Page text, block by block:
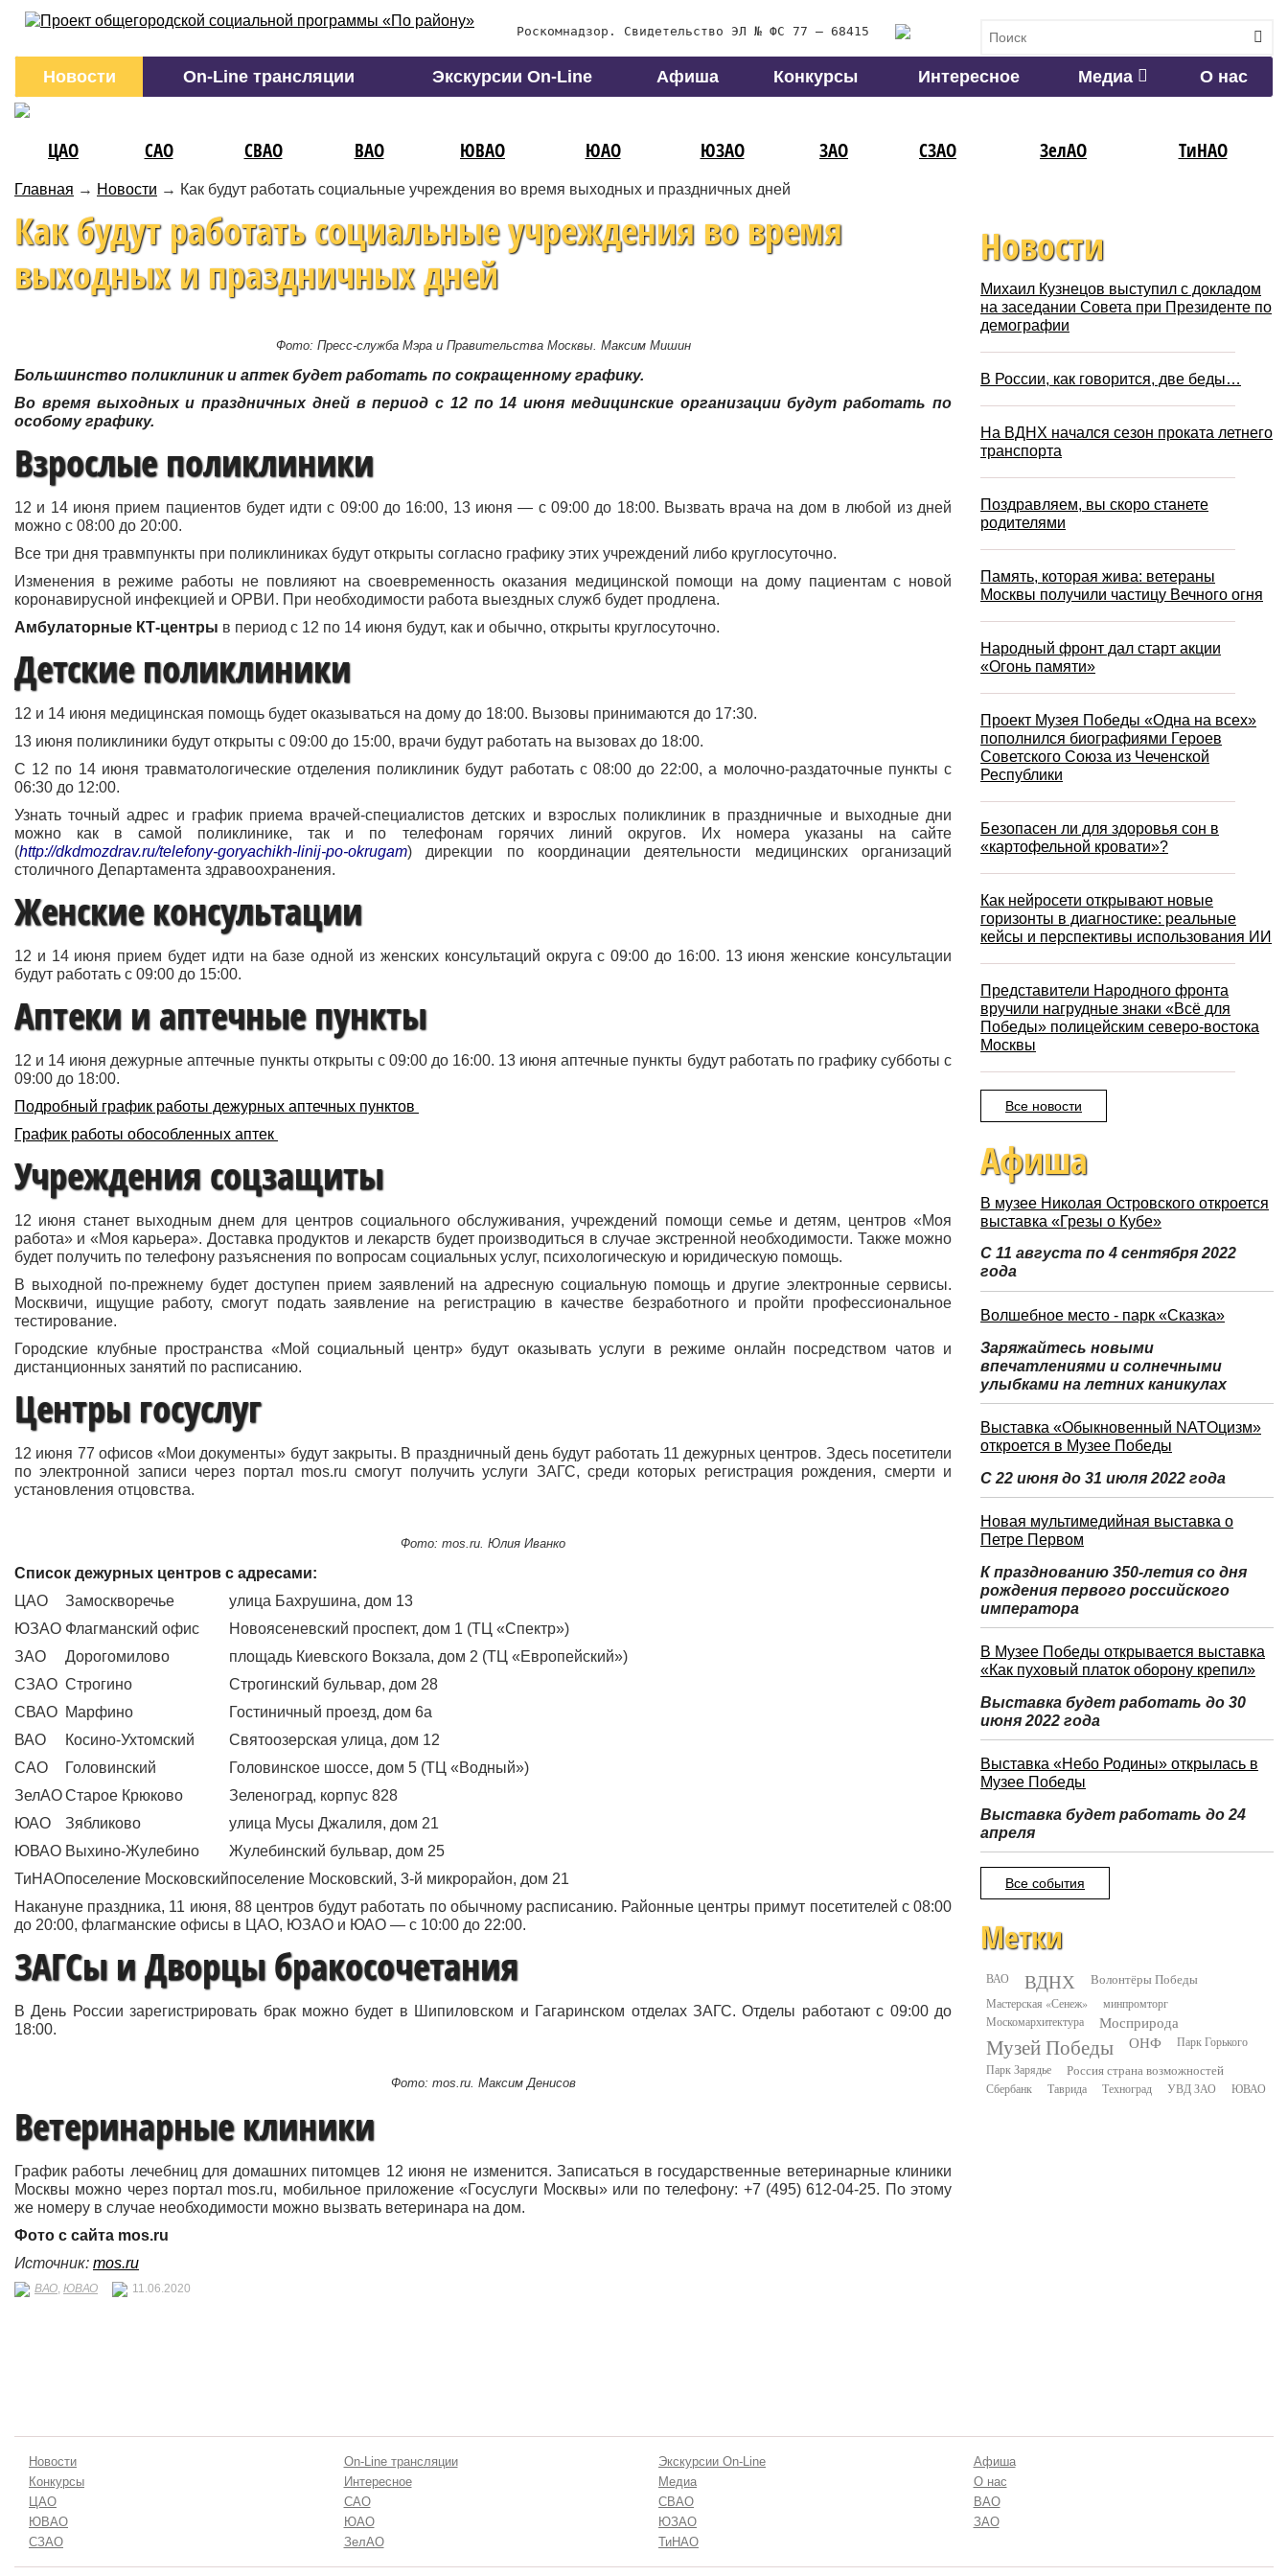
Роскомнадзор. Свидетельство ЭЛ № ФС 77 – 68415
Новости On-Line трансляции Экскурсии On-Line Афиша Конкурсы Интересное Медиа О нас
ЦАО САО СВАО ВАО ЮВАО ЮАО ЮЗАО ЗАО СЗАО ЗелАО ТиНАО
Главная → Новости → Как будут работать социальные учреждения во время выходных и праздничных дней
Как будут работать социальные учреждения во время
выходных и праздничных дней
Фото: Пресс-служба Мэра и Правительства Москвы. Максим Мишин
Большинство поликлиник и аптек будет работать по сокращенному графику.
Во время выходных и праздничных дней в период с 12 по 14 июня медицинские организации будут работать по
особому графику.
Взрослые поликлиники
12 и 14 июня прием пациентов будет идти с 09:00 до 16:00, 13 июня — с 09:00 до 18:00. Вызвать врача на дом в любой из дней
можно с 08:00 до 20:00.
Все три дня травмпункты при поликлиниках будут открыты согласно графику этих учреждений либо круглосуточно.
Изменения в режиме работы не повлияют на своевременность оказания медицинской помощи на дому пациентам с новой
коронавирусной инфекцией и ОРВИ. При необходимости работа выездных служб будет продлена.
Амбулаторные КТ-центры в период с 12 по 14 июня будут, как и обычно, открыты круглосуточно.
Детские поликлиники
12 и 14 июня медицинская помощь будет оказываться на дому до 18:00. Вызовы принимаются до 17:30.
13 июня поликлиники будут открыты с 09:00 до 15:00, врачи будут работать на вызовах до 18:00.
С 12 по 14 июня травматологические отделения поликлиник будут работать с 08:00 до 22:00, а молочно-раздаточные пункты с
06:30 до 12:00.
Узнать точный адрес и график приема врачей-специалистов детских и взрослых поликлиник в праздничные и выходные дни
можно как в самой поликлинике, так и по телефонам горячих линий округов. Их номера указаны на сайте
(http://dkdmozdrav.ru/telefony-goryachikh-linij-po-okrugam) дирекции по координации деятельности медицинских организаций
столичного Департамента здравоохранения.
Женские консультации
12 и 14 июня прием будет идти на базе одной из женских консультаций округа с 09:00 до 16:00. 13 июня женские консультации
будут работать с 09:00 до 15:00.
Аптеки и аптечные пункты
12 и 14 июня дежурные аптечные пункты открыты с 09:00 до 16:00. 13 июня аптечные пункты будут работать по графику субботы с
09:00 до 18:00.
Подробный график работы дежурных аптечных пунктов
График работы обособленных аптек
Учреждения соцзащиты
12 июня станет выходным днем для центров социального обслуживания, учреждений помощи семье и детям, центров «Моя
работа» и «Моя карьера». Доставка продуктов и лекарств будет производиться в случае экстренной необходимости. Также можно
будет получить по телефону разъяснения по вопросам социальных услуг, психологическую и юридическую помощь.
В выходной по-прежнему будет доступен прием заявлений на адресную социальную помощь и другие электронные сервисы.
Москвичи, ищущие работу, смогут подать заявление на регистрацию в качестве безработного и пройти профессиональное
тестирование.
Городские клубные пространства «Мой социальный центр» будут оказывать услуги в режиме онлайн посредством чатов и
дистанционных занятий по расписанию.
Центры госуслуг
12 июня 77 офисов «Мои документы» будут закрыты. В праздничный день будут работать 11 дежурных центров. Здесь посетители
по электронной записи через портал mos.ru смогут получить услуги ЗАГС, среди которых регистрация рождения, смерти и
установления отцовства.
Фото: mos.ru. Юлия Иванко
Список дежурных центров с адресами:
ЦАО
Замоскворечье
улица Бахрушина, дом 13
ЮЗАО Флагманский офис
Новоясеневский проспект, дом 1 (ТЦ «Спектр»)
ЗАО
Дорогомилово
площадь Киевского Вокзала, дом 2 (ТЦ «Европейский»)
СЗАО Строгино
Строгинский бульвар, дом 28
СВАО Марфино
Гостиничный проезд, дом 6а
ВАО
Косино-Ухтомский
Святоозерская улица, дом 12
САО
Головинский
Головинское шоссе, дом 5 (ТЦ «Водный»)
ЗелАОСтарое Крюково
Зеленоград, корпус 828
ЮАО
Зябликово
улица Мусы Джалиля, дом 21
ЮВАО Выхино-Жулебино
Жулебинский бульвар, дом 25
ТиНАОпоселение Московскийпоселение Московский, 3-й микрорайон, дом 21
Накануне праздника, 11 июня, 88 центров будут работать по обычному расписанию. Районные центры примут посетителей с 08:00
до 20:00, флагманские офисы в ЦАО, ЮЗАО и ЮАО — с 10:00 до 22:00.
ЗАГСы и Дворцы бракосочетания
В День России зарегистрировать брак можно будет в Шипиловском и Гагаринском отделах ЗАГС. Отделы работают с 09:00 до
18:00.
Фото: mos.ru. Максим Денисов
Ветеринарные клиники
График работы лечебниц для домашних питомцев 12 июня не изменится. Записаться в государственные ветеринарные клиники
Москвы можно через портал mos.ru, мобильное приложение «Госуслуги Москвы» или по телефону: +7 (495) 612-04-25. По этому
же номеру в случае необходимости можно вызвать ветеринара на дом.
Фото с сайта mos.ru
Источник: mos.ru
ВАО, ЮВАО 11.06.2020
Новости
Михаил Кузнецов выступил с докладом
на заседании Совета при Президенте по
демографии
В России, как говорится, две беды…
На ВДНХ начался сезон проката летнего
транспорта
Поздравляем, вы скоро станете
родителями
Память, которая жива: ветераны
Москвы получили частицу Вечного огня
Народный фронт дал старт акции
«Огонь памяти»
Проект Музея Победы «Одна на всех»
пополнился биографиями Героев
Советского Союза из Чеченской
Республики
Безопасен ли для здоровья сон в
«картофельной кровати»?
Как нейросети открывают новые
горизонты в диагностике: реальные
кейсы и перспективы использования ИИ
Представители Народного фронта
вручили нагрудные знаки «Всё для
Победы» полицейским северо-востока
Москвы
Все новости
Афиша
В музее Николая Островского откроется
выставка «Грезы о Кубе»
С 11 августа по 4 сентября 2022
года
Волшебное место - парк «Сказка»
Заряжайтесь новыми
впечатлениями и солнечными
улыбками на летних каникулах
Выставка «Обыкновенный NATOцизм»
откроется в Музее Победы
С 22 июня до 31 июля 2022 года
Новая мультимедийная выставка о
Петре Первом
К празднованию 350-летия со дня
рождения первого российского
императора
В Музее Победы открывается выставка
«Как пуховый платок оборону крепил»
Выставка будет работать до 30
июня 2022 года
Выставка «Небо Родины» открылась в
Музее Победы
Выставка будет работать до 24
апреля
Все события
Метки
ВАО ВДНХ Волонтёры Победы
Мастерская «Сенеж»
минпромторг
Москомархитектура
Мосприрода
Музей Победы ОНФ
Парк Горького
Парк Зарядье
Россия страна возможностей
Сбербанк Таврида Техноград УВД ЗАО ЮВАО
Новости On-Line трансляции Экскурсии On-Line
Афиша
Конкурсы
Интересное Медиа
О нас
ЦАО
САО СВАО
ВАО
ЮВАО
ЮАО ЮЗАО
ЗАО
СЗАО
ЗелАО ТиНАО